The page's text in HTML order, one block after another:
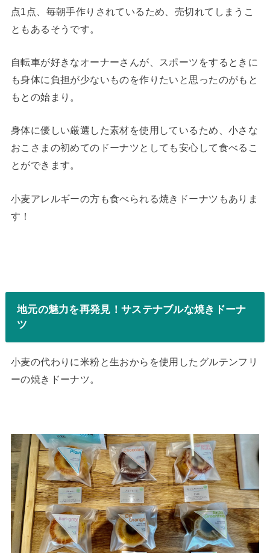
点1点、毎朝手作りされているため、売切れてしまうこ
ともあるそうです。
自転車が好きなオーナーさんが、スポーツをするときに
も身体に負担が少ないものを作りたいと思ったのがもと
もとの始まり。
身体に優しい厳選した素材を使用しているため、小さな
おこさまの初めてのドーナツとしても安心して食べるこ
とができます。
小麦アレルギーの方も食べられる焼きドーナツもありま
す！
地元の魅力を再発見！サステナブルな焼きドーナ
ツ
小麦の代わりに米粉と生おからを使用したグルテンフリ
ーの焼きドーナツ。